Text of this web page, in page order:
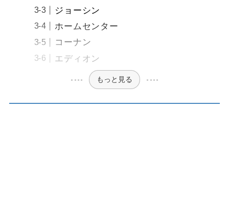
ジョーシン
ホームセンター
コーナン
エディオン
もっと見る